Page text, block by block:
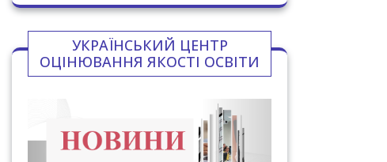
УКРАЇНСЬКИЙ ЦЕНТР
ОЦІНЮВАННЯ ЯКОСТІ ОСВІТИ